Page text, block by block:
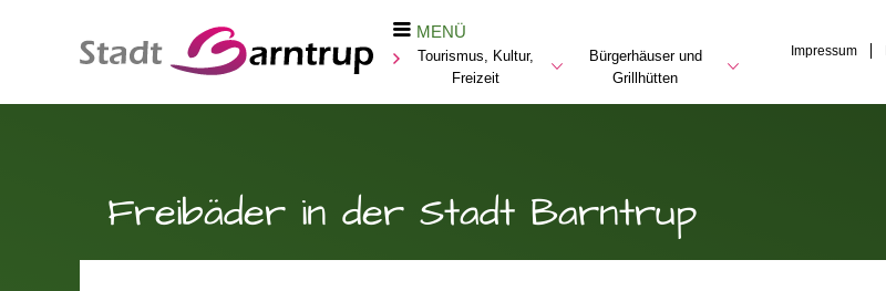
MENÜ
Tourismus, Kultur,
Freizeit
Bürgerhäuser und
Grillhütten
Impressum
Freibäder in der Stadt Barntrup